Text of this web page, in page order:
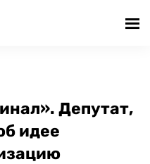
Депутат,
идее